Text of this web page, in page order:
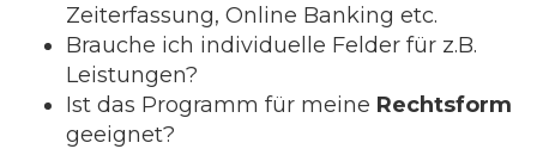
Zeiterfassung, Online Banking etc.
Brauche ich individuelle Felder für z.B.
Leistungen?
Ist das Programm für meine Rechtsform
geeignet?